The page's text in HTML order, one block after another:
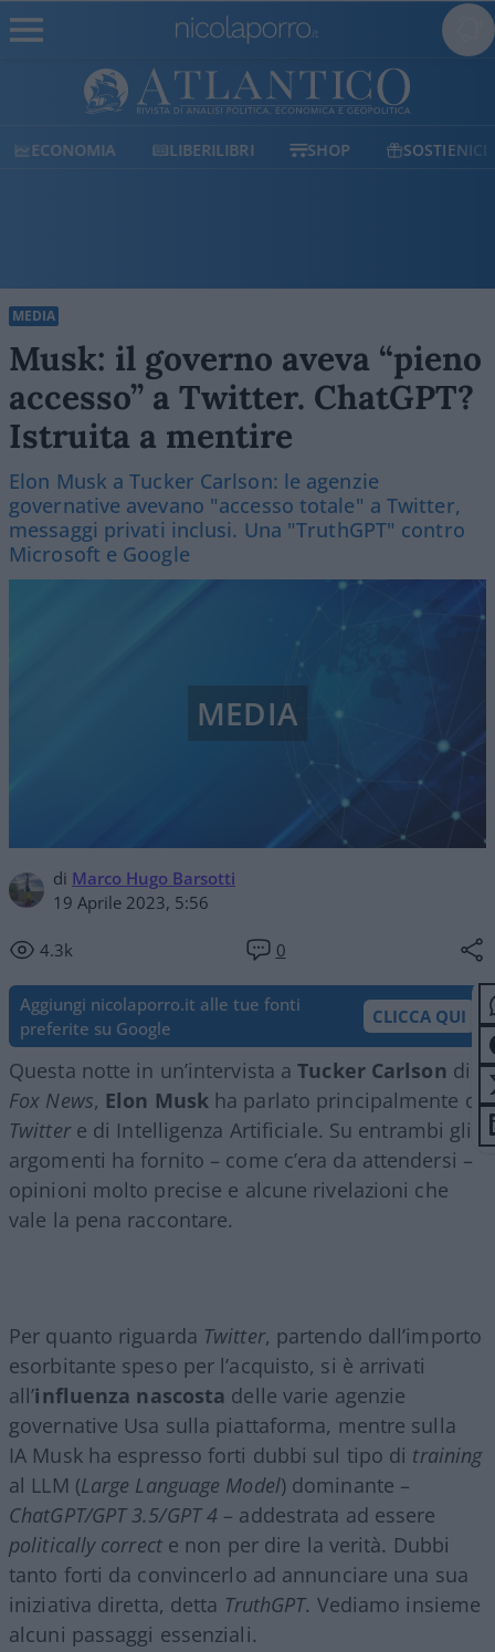
ECONOMIA LIBERILIBRI SHOP SOSTIENICI
MEDIA
Musk: il governo aveva “pieno
accesso” a Twitter. ChatGPT?
Istruita a mentire
Elon Musk a Tucker Carlson: le agenzie
governative avevano "accesso totale" a Twitter,
messaggi privati inclusi. Una "TruthGPT" contro
Microsoft e Google
di Marco Hugo Barsotti
19 Aprile 2023, 5:56
4.3k 0
MEDIA
Aggiungi nicolaporro.it alle tue fonti
preferite su Google
CLICCA QUI
Questa notte in un’intervista aTucker Carlson di
Fox News, Elon Muskha parlato principalmente di
Twittere di Intelligenza Artificiale. Su entrambi gli
argomenti ha fornito – come c’era da attendersi –
opinioni molto precise e alcune rivelazioni che
vale la pena raccontare.
Per quanto riguarda Twitter, partendo dall’importo
esorbitante speso per l’acquisto, si è arrivati
all’influenza nascosta delle varie agenzie
governative Usa sulla piattaforma, mentre sulla
IA Musk ha espresso forti dubbi sul tipo di training
al LLM (Large Language Model) dominante –
ChatGPT/GPT 3.5/GPT 4 – addestrata ad essere
politically correcte non per dire la verità. Dubbi
tanto forti da convincerlo ad annunciare una sua
iniziativa diretta, detta TruthGPT. Vediamo insieme
alcuni passaggi essenziali.